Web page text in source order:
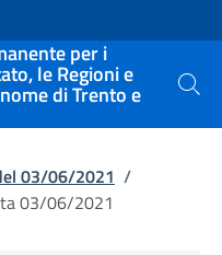
per i
le Regioni e
di Trento e Cerca
03/06/2021 /
03/06/2021